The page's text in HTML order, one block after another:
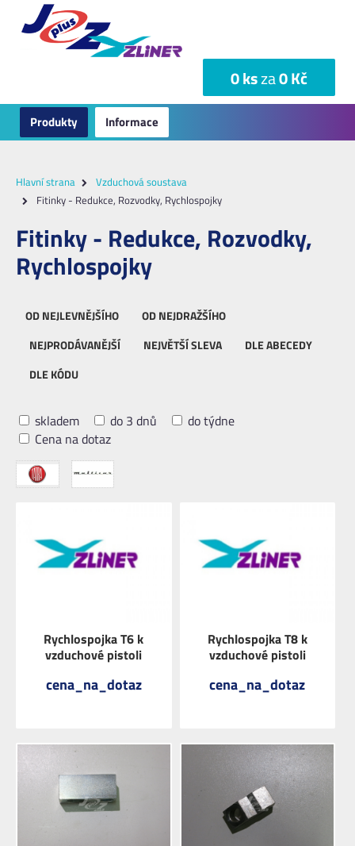
0 ksza0 Kč
Produkty Informace
Hlavní strana
Vzduchová soustava
Fitinky - Redukce, Rozvodky, Rychlospojky
Fitinky - Redukce, Rozvodky,
Rychlospojky
OD NEJLEVNĚJŠÍHO
OD NEJDRAŽŠÍHO
NEJPRODÁVANĚJŠÍ
NEJVĚTŠÍ SLEVA
DLE ABECEDY
DLE KÓDU
skladem do 3 dnů
do týdne
Cena na dotaz
Rychlospojka T6 k
vzduchové pistoli
cena_na_dotaz
ZOBRAZIT
Rychlospojka T8 k
vzduchové pistoli
cena_na_dotaz
ZOBRAZIT